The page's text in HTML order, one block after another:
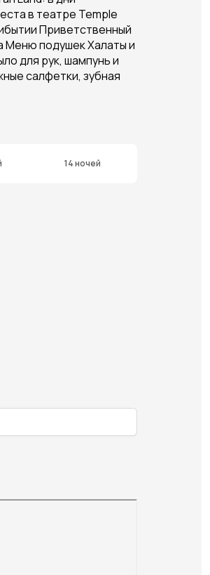
в театре Temple
Приветственный
Меню подушек Халаты и
для рук, шампунь и
салфетки, зубная
14 ночей